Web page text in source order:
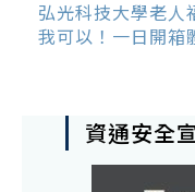
弘光科技大學老人
我可以！一日開箱
資通安全